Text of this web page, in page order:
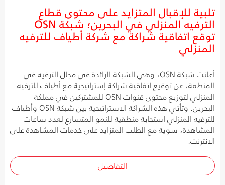
تلبية للإقبال المتزايد على محتوى قطاع
الترفيه المنزلي في البحرين؛ شبكة OSN
توقع اتفاقية شراكة مع شركة أطياف للترفيه
المنزلي
أعلنت شبكة OSN، وهي الشبكة الرائدة في مجال الترفيه في
المنطقة، عن توقيع اتفاقية شراكة إستراتيجية مع أطياف للترفيه
المنزلي لتوزيع محتوى قنوات OSN للمشتركين في مملكة
البحرين. وتأتي هذه الشراكة الاستراتيجية بين شبكة OSN وأطياف
للترفيه المنزلي استجابة منطقية للنمو المتسارع لعدد ساعات
المشاهدة، سوية مع الطلب المتزايد على خدمات المشاهدة على
الانترنت.
التفاصيل